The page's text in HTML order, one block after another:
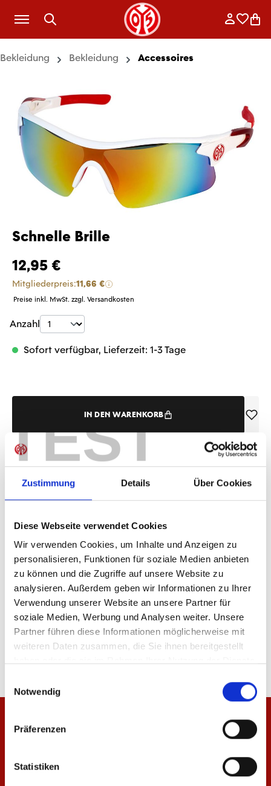
TEST
Zustimmung Details Über Cookies
Diese Webseite verwendet Cookies
Wir verwenden Cookies, um Inhalte und Anzeigen zu
personalisieren, Funktionen für soziale Medien anbieten
zu können und die Zugriffe auf unsere Website zu
analysieren. Außerdem geben wir Informationen zu Ihrer
Verwendung unserer Website an unsere Partner für
soziale Medien, Werbung und Analysen weiter. Unsere
Partner führen diese Informationen möglicherweise mit
weiteren Daten zusammen, die Sie ihnen bereitgestellt
Notwendig
Präferenzen
Statistiken
Zum Hauptinhalt springen
Bekleidung Bekleidung Accessoires
Schnelle Brille
12,95 €
Mitgliederpreis:11,66 €
Preise inkl. MwSt. zzgl. Versandkosten
Produkt Anzahl: Gib den gewünschten
Anzahl
Sofort verfügbar, Lieferzeit: 1-3 Tage
IN DEN WARENKORB
Produktdetails
ÄHNLICHE PRODUKTE
Sonnenbrille Logo
14,95 €
Schal 1. FSV Mainz 05
19,95 €